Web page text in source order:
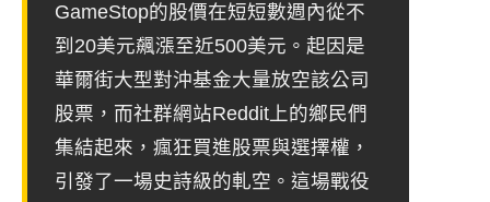
GameStop的股價在短短數週內從不
到20美元飆漲至近500美元。起因是
華爾街大型對沖基金大量放空該公司
股票，而社群網站Reddit上的鄉民們
集結起來，瘋狂買進股票與選擇權，
引發了一場史詩級的軋空。這場戰役